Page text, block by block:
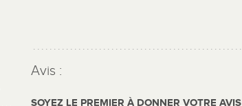
Avis :
SOYEZ LE PREMIER À DONNER VOTRE AVIS